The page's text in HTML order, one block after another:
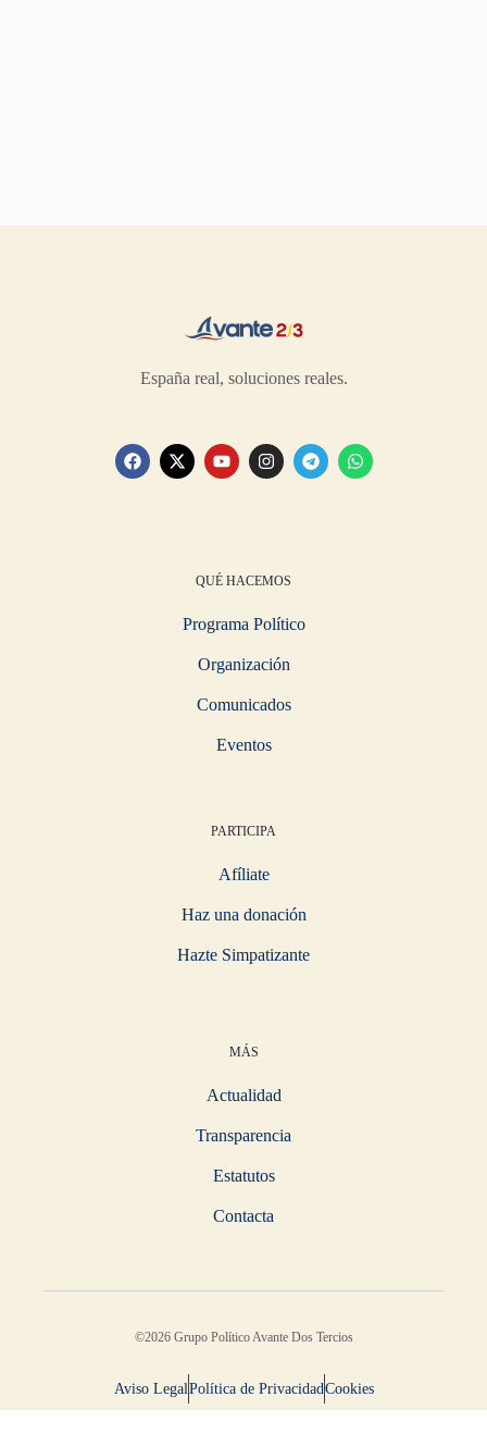
España real, soluciones reales.
QUÉ HACEMOS
Programa Político
Organización
Comunicados
Eventos
PARTICIPA
Afíliate
Haz una donación
Hazte Simpatizante
MÁS
Actualidad
Transparencia
Estatutos
Contacta
©2026 Grupo Político Avante Dos Tercios
Aviso LegalPolítica de PrivacidadCookies